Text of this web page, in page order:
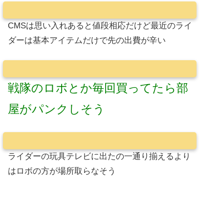
CMSは思い入れあると値段相応だけど最近のライ
ダーは基本アイテムだけで先の出費が辛い
戦隊のロボとか毎回買ってたら部
屋がパンクしそう
ライダーの玩具テレビに出たの一通り揃えるより
はロボの方が場所取らなそう